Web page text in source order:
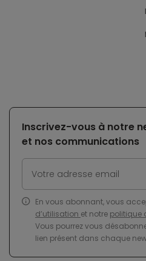
Inscrivez-vous à notre
et nos communications
En vous abonnant, vous
d’utilisation et notre politique
Vous pourrez vous
lien présent dans chaque